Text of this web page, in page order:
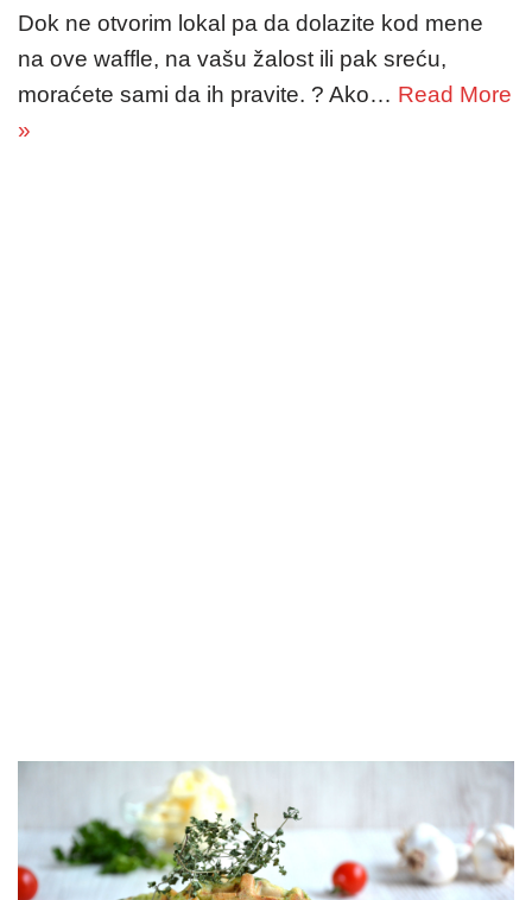
Dok ne otvorim lokal pa da dolazite kod mene
na ove waffle, na vašu žalost ili pak sreću,
moraćete sami da ih pravite. ? Ako… Read More
»